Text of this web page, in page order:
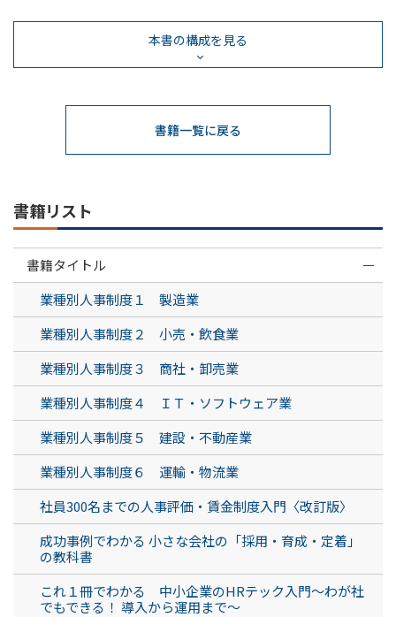
本書の構成を見る
書籍一覧に戻る
書籍リスト
書籍タイトル
業種別人事制度１ 製造業
業種別人事制度２ 小売・飲食業
業種別人事制度３ 商社・卸売業
業種別人事制度４ ＩＴ・ソフトウェア業
業種別人事制度５ 建設・不動産業
業種別人事制度６ 運輸・物流業
社員300名までの人事評価・賃金制度入門〈改訂版〉
成功事例でわかる 小さな会社の「採用・育成・定着」
の教科書
これ１冊でわかる 中小企業のHRテック入門～わが社
でもできる！ 導入から運用まで～